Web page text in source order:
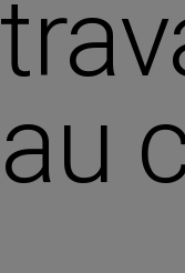
au